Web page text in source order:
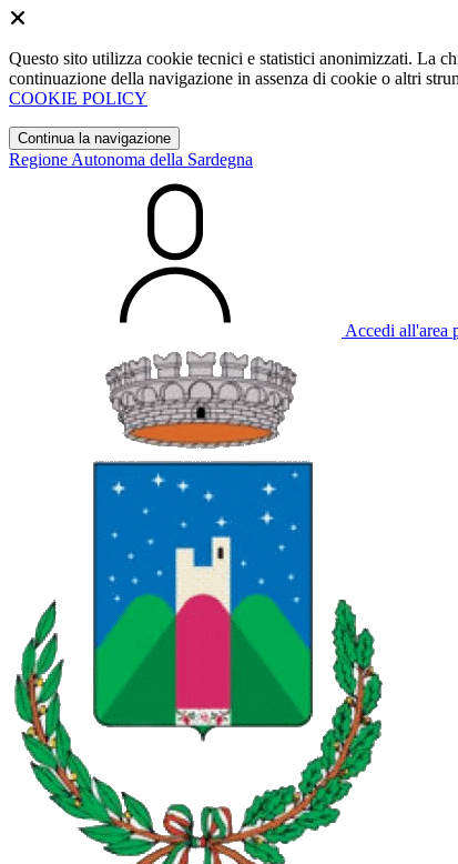
Questo sito utilizza cookie tecnici e statistici anonimizzati. La
continuazione della navigazione in assenza di cookie o altri
COOKIE POLICY
Continua la navigazione
Regione Autonoma della Sardegna
Accedi all'area